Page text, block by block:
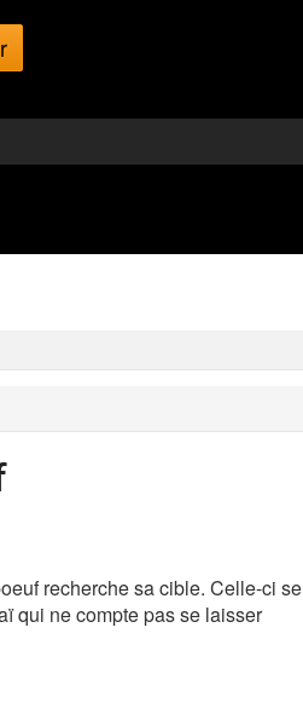
recherche sa cible. Celle-ci se
qui ne compte pas se laisser